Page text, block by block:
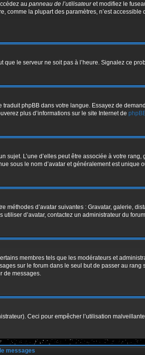
au panneau de l’utilisateuret modifiez le
la plupart des paramètres, n’est accessible
le serveur ne soit pas à l’heure. Signalez ce
phpBB dans votre langue. Essayez de
plus d’informations sur le site Internet de
sujet. L’une d’elles peut être associée à votre
sous le nom d’avatar et généralement est unique
d’avatar suivantes : Gravatar, galerie,
d’avatar, contactez un administrateur du
membres tels que les modérateurs et
sur le forum dans le seul but de passer au
de messages.
Ceci pour empêcher l’utilisation
messages